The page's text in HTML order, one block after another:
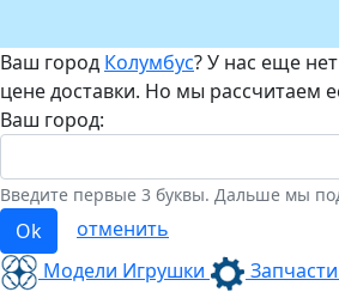
Ваш город Колумбус? У нас еще
цене доставки. Но мы рассчитаем
Ваш город:
Введите первые 3 буквы. Дальше мы
Ok
отменить
Модели Игрушки